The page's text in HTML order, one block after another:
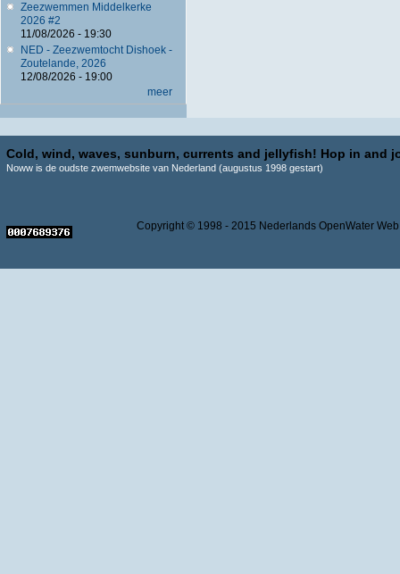
Zeezwemmen Middelkerke
2026 #2
11/08/2026 - 19:30
NED - Zeezwemtocht Dishoek -
Zoutelande, 2026
12/08/2026 - 19:00
meer
Cold, wind, waves, sunburn, currents and jellyfish! Hop in and
Noww is de oudste zwemwebsite van Nederland (augustus 1998 gestart)
Copyright © 1998 - 2015 Nederlands OpenWater